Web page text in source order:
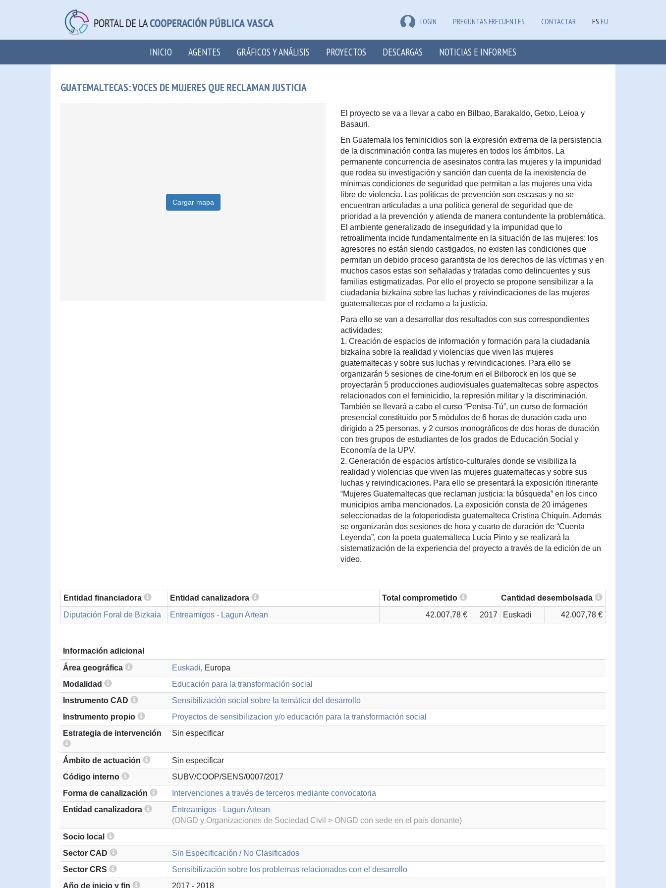
LOGIN PREGUNTAS FRECUENTES CONTACTAR ES EU
INICIO AGENTES GRÁFICOS Y ANÁLISIS PROYECTOS DESCARGAS NOTICIAS E INFORMES
GUATEMALTECAS: VOCES DE MUJERES QUE RECLAMAN JUSTICIA
Cargar mapa
El proyecto se va a llevar a cabo en Bilbao, Barakaldo, Getxo, Leioa y
Basauri.
En Guatemala los feminicidios son la expresión extrema de la persistencia
de la discriminación contra las mujeres en todos los ámbitos. La
permanente concurrencia de asesinatos contra las mujeres y la impunidad
que rodea su investigación y sanción dan cuenta de la inexistencia de
mínimas condiciones de seguridad que permitan a las mujeres una vida
libre de violencia. Las políticas de prevención son escasas y no se
encuentran articuladas a una política general de seguridad que de
prioridad a la prevención y atienda de manera contundente la problemática.
El ambiente generalizado de inseguridad y la impunidad que lo
retroalimenta incide fundamentalmente en la situación de las mujeres: los
agresores no están siendo castigados, no existen las condiciones que
permitan un debido proceso garantista de los derechos de las víctimas y en
muchos casos estas son señaladas y tratadas como delincuentes y sus
familias estigmatizadas. Por ello el proyecto se propone sensibilizar a la
ciudadanía bizkaina sobre las luchas y reivindicaciones de las mujeres
guatemaltecas por el reclamo a la justicia.
Para ello se van a desarrollar dos resultados con sus correspondientes
actividades:
1. Creación de espacios de información y formación para la ciudadanía
bizkaína sobre la realidad y violencias que viven las mujeres
guatemaltecas y sobre sus luchas y reivindicaciones. Para ello se
organizarán 5 sesiones de cine-forum en el Bilborock en los que se
proyectarán 5 producciones audiovisuales guatemaltecas sobre aspectos
relacionados con el feminicidio, la represión militar y la discriminación.
También se llevará a cabo el curso “Pentsa-Tú”, un curso de formación
presencial constituido por 5 módulos de 6 horas de duración cada uno
dirigido a 25 personas, y 2 cursos monográficos de dos horas de duración
con tres grupos de estudiantes de los grados de Educación Social y
Economía de la UPV.
2. Generación de espacios artístico-culturales donde se visibiliza la
realidad y violencias que viven las mujeres guatemaltecas y sobre sus
luchas y reivindicaciones. Para ello se presentará la exposición itinerante
“Mujeres Guatemaltecas que reclaman justicia: la búsqueda” en los cinco
municipios arriba mencionados. La exposición consta de 20 imágenes
seleccionadas de la fotoperiodista guatemalteca Cristina Chiquín. Además
se organizarán dos sesiones de hora y cuarto de duración de “Cuenta
Leyenda”, con la poeta guatemalteca Lucía Pinto y se realizará la
sistematización de la experiencia del proyecto a través de la edición de un
video.
Entidad financiadora Entidad canalizadora Total comprometido
Cantidad desembolsada
Diputación Foral de Bizkaia
Entreamigos - Lagun Artean 42.007,78 € 2017 Euskadi 42.007,78 €
Información adicional
Área geográfica
Euskadi, Europa
Modalidad
Educación para la transformación social
Instrumento CAD
Sensibilización social sobre la temática del desarrollo
Instrumento propio
Proyectos de sensibilizacion y/o educación para la transformación social
Estrategia de intervención
Sin especificar
Ámbito de actuación
Sin especificar
Código interno
SUBV/COOP/SENS/0007/2017
Forma de canalización
Intervenciones a través de terceros mediante convocatoria
Entidad canalizadora
Entreamigos - Lagun Artean
(ONGD y Organizaciones de Sociedad Civil > ONGD con sede en el país donante)
Socio local
Sector CAD
Sin Especificación / No Clasificados
Sector CRS
Sensibilización sobre los problemas relacionados con el desarrollo
Año de inicio y fin
2017 - 2018